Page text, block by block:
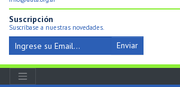
Suscripción
Suscríbase a nuestras novedades.
Enviar